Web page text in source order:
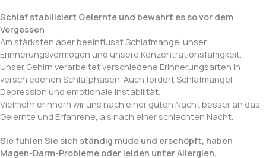
Schlaf stabilisiert Gelernte und bewahrt es so vor dem
Vergessen
Am stärksten aber beeinflusst Schlafmangel unser
Erinnerungsvermögen und unsere Konzentrationsfähigkeit.
Unser Gehirn verarbeitet verschiedene Erinnerungsarten in
verschiedenen Schlafphasen. Auch fördert Schlafmangel
Depression und emotionale Instabilität.
Vielmehr erinnern wir uns nach einer guten Nacht besser an das
Gelernte und Erfahrene, als nach einer schlechten Nacht.
Sie fühlen Sie sich ständig müde und erschöpft, haben
Magen-Darm-Probleme oder leiden unter Allergien,